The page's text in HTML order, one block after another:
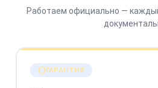
Работаем официально —
ГАРАНТИЯ